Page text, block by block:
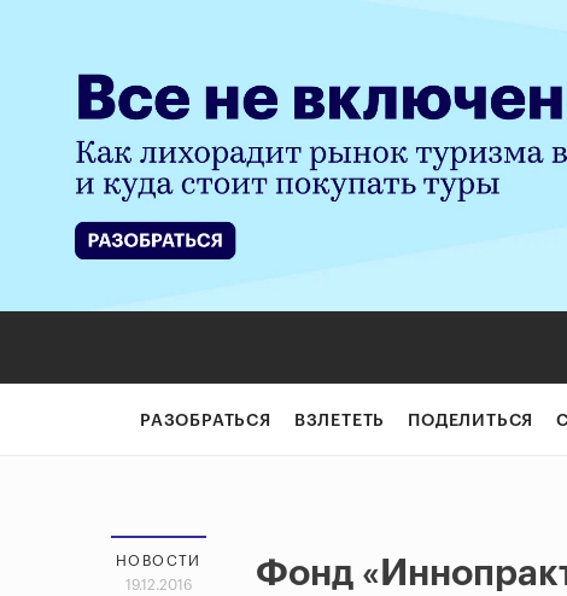
РАЗОБРАТЬСЯ ВЗЛЕТЕТЬ ПОДЕЛИТЬСЯ
НОВОСТИ
19.12.2016
Фонд